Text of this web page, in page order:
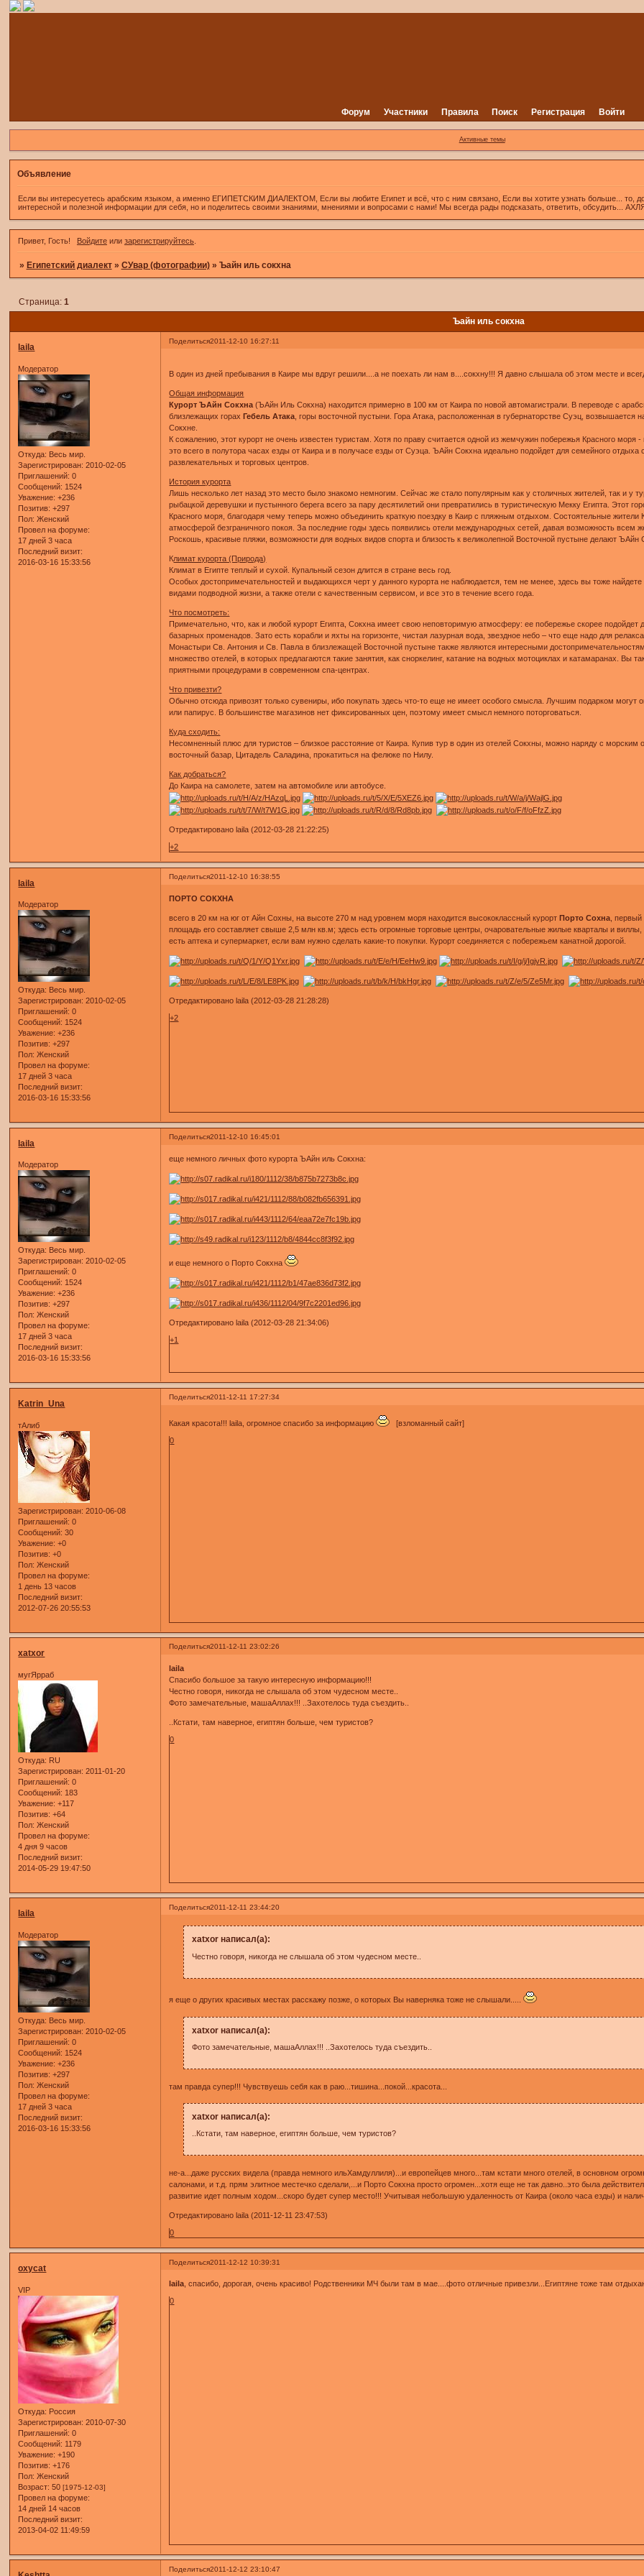
Форум Участники Правила Поиск Регистрация Войти
Активные темы
Объявление
Если вы интересуетесь арабским языком, а именно ЕГИПЕТСКИМ ДИАЛЕКТОМ, Если вы любите Египет и всё, что с ним связано, Если вы хотите узнать больше... то,
интересной и полезной информации для себя, но и поделитесь своими знаниями, мнениями и вопросами с нами! Мы всегда рады подсказать, ответить, обсудить...
Привет, Гость! Войдитеили зарегистрируйтесь.
» Египетский диалект » СУвар (фотографии) » Ъайн иль сокхна
Ъайн иль сокхна
Страница: 1
Поделиться2011-12-10 16:27:11
laila
Модератор
Откуда: Весь мир.
Зарегистрирован: 2010-02-05
Приглашений: 0
Сообщений: 1524
Уважение: +236
Позитив: +297
Пол: Женский
Провел на форуме:
17 дней 3 часа
Последний визит:
2016-03-16 15:33:56
В один из дней пребывания в Каире мы вдруг решили....а не поехать ли нам в....сокхну!!! Я давно слышала об этом месте и
Общая информация
Курорт ЪАйн Сокхна (ЪАйн Иль Сокхна) находится примерно в 100 км от Каира по новой автомагистрали. В переводе с
близлежащих горахГебель Атака , горы восточной пустыни. Гора Атака, расположенная в губернаторстве Суэц,
Сокхне.
К сожалению, этот курорт не очень известен туристам. Хотя по праву считается одной из жемчужин побережья Красного
это всего в полутора часах езды от Каира и в получасе езды от Суэца. ЪАйн Сокхна идеально подойдет для семейного
развлекательных и торговых центров.
История курорта
Лишь несколько лет назад это место было знакомо немногим. Сейчас же стало популярным как у столичных жителей, так и
рыбацкой деревушки и пустынного берега всего за пару десятилетий они превратились в туристическую Мекку Египта. Этот
Красного моря, благодаря чему теперь можно объединить краткую поездку в Каир с пляжным отдыхом. Состоятельные
атмосферой безграничного покоя. За последние годы здесь появились отели международных сетей, давая возможность
Роскошь, красивые пляжи, возможности для водных видов спорта и близость к великолепной Восточной пустыне делают
Климат курорта (Природа)
Климат в Египте теплый и сухой. Купальный сезон длится в стране весь год.
Особых достопримечательностей и выдающихся черт у данного курорта не наблюдается, тем не менее, здесь вы тоже
видами подводной жизни, а также отели с качественным сервисом, и все это в течение всего года.
Что посмотреть:
Примечательно, что, как и любой курорт Египта, Сокхна имеет свою неповторимую атмосферу: ее побережье скорее подойдет
базарных променадов. Зато есть корабли и яхты на горизонте, чистая лазурная вода, звездное небо – что еще надо для
Монастыри Св. Антония и Св. Павла в близлежащей Восточной пустыне также являются интересными
множество отелей, в которых предлагаются такие занятия, как сноркелинг, катание на водных мотоциклах и катамаранах. Вы
приятными процедурами в современном спа-центрах.
Что привезти?
Обычно отсюда привозят только сувениры, ибо покупать здесь что-то еще не имеет особого смысла. Лучшим подарком могут
или папирус. В большинстве магазинов нет фиксированных цен, поэтому имеет смысл немного поторговаться.
Куда сходить:
Несомненный плюс для туристов – близкое расстояние от Каира. Купив тур в один из отелей Сокхны, можно наряду с
восточный базар, Цитадель Саладина, прокатиться на фелюке по Нилу.
Как добраться?
До Каира на самолете, затем на автомобиле или автобусе.
Отредактировано laila (2012-03-28 21:22:25)
+2
Поделиться2011-12-10 16:38:55
laila
Модератор
Откуда: Весь мир.
Зарегистрирован: 2010-02-05
Приглашений: 0
Сообщений: 1524
Уважение: +236
Позитив: +297
Пол: Женский
Провел на форуме:
17 дней 3 часа
Последний визит:
2016-03-16 15:33:56
ПОРТО СОКХНА
всего в 20 км на юг от Айн Сохны, на высоте 270 м над уровнем моря находится высококлассный курортПорто Сохна ,
площадь его составляет свыше 2,5 млн кв.м; здесь есть огромные торговые центры, очаровательные жилые кварталы и
есть аптека и супермаркет, если вам нужно сделать какие-то покупки. Курорт соединяется с побережьем канатной дорогой.
Отредактировано laila (2012-03-28 21:28:28)
+2
Поделиться2011-12-10 16:45:01
laila
Модератор
Откуда: Весь мир.
Зарегистрирован: 2010-02-05
Приглашений: 0
Сообщений: 1524
Уважение: +236
Позитив: +297
Пол: Женский
Провел на форуме:
17 дней 3 часа
Последний визит:
2016-03-16 15:33:56
еще немного личных фото курорта ЪАйн иль Сокхна:
и еще немного о Порто Сокхна
Отредактировано laila (2012-03-28 21:34:06)
+1
Поделиться2011-12-11 17:27:34
Katrin_Una
тАлиб
Зарегистрирован: 2010-06-08
Приглашений: 0
Сообщений: 30
Уважение: +0
Позитив: +0
Пол: Женский
Провел на форуме:
1 день 13 часов
Последний визит:
2012-07-26 20:55:53
Какая красота!!! laila, огромное спасибо за информацию
[взломанный сайт]
0
Поделиться2011-12-11 23:02:26
xatxor
мугЯрраб
Откуда: RU
Зарегистрирован: 2011-01-20
Приглашений: 0
Сообщений: 183
Уважение: +117
Позитив: +64
Пол: Женский
Провел на форуме:
4 дня 9 часов
Последний визит:
2014-05-29 19:47:50
laila
Спасибо большое за такую интересную информацию!!!
Честно говоря, никогда не слышала об этом чудесном месте..
Фото замечательные, машаАллах!!! ..Захотелось туда съездить..
..Кстати, там наверное, египтян больше, чем туристов?
0
Поделиться2011-12-11 23:44:20
laila
Модератор
Откуда: Весь мир.
Зарегистрирован: 2010-02-05
Приглашений: 0
Сообщений: 1524
Уважение: +236
Позитив: +297
Пол: Женский
Провел на форуме:
17 дней 3 часа
Последний визит:
2016-03-16 15:33:56
xatxor написал(а):
Честно говоря, никогда не слышала об этом чудесном месте..
я еще о других красивых местах расскажу позже, о которых Вы наверняка тоже не слышали.....
xatxor написал(а):
Фото замечательные, машаАллах!!! ..Захотелось туда съездить..
там правда супер!!! Чувствуешь себя как в раю...тишина...покой...красота...
xatxor написал(а):
..Кстати, там наверное, египтян больше, чем туристов?
не-а...даже русских видела (правда немного ильХамдуллиля)...и европейцев много...там кстати много отелей, в основном
салонами, и т.д. прям элитное местечко сделали,...и Порто Сокхна просто огромен...хотя еще не так давно..это была
развитие идет полным ходом...скоро будет супер место!!! Учитывая небольшую удаленность от Каира (около часа езды) и
Отредактировано laila (2011-12-11 23:47:53)
0
Поделиться2011-12-12 10:39:31
oxycat
VIP
Откуда: Россия
Зарегистрирован: 2010-07-30
Приглашений: 0
Сообщений: 1179
Уважение: +190
Позитив: +176
Пол: Женский
Возраст: 50[1975-12-03]
Провел на форуме:
14 дней 14 часов
Последний визит:
2013-04-02 11:49:59
laila , спасибо, дорогая, очень красиво! Родственники МЧ были там в мае....фото отличные привезли...Египтяне тоже там
0
Поделиться2011-12-12 23:10:47